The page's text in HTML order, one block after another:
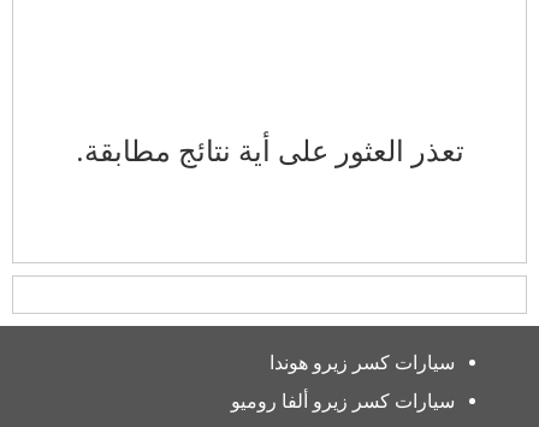
تعذر العثور على أية نتائج مطابقة.
سيارات كسر زيرو هوندا
سيارات كسر زيرو ألفا روميو